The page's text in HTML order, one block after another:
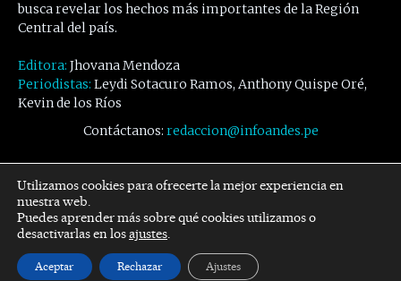
busca revelar los hechos más importantes de la Región
Central del país.
Editora: Jhovana Mendoza
Periodistas: Leydi Sotacuro Ramos, Anthony Quispe Oré,
Kevin de los Ríos
Contáctanos: redaccion@infoandes.pe
Síguenos
Facebook Twitter Youtube
Utilizamos cookies para ofrecerte la mejor experiencia en
nuestra web.
Puedes aprender más sobre qué cookies utilizamos o
desactivarlas en losajustes.
Aceptar Rechazar Ajustes